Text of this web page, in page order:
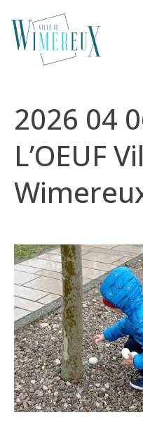
2026 04
L’OEUF